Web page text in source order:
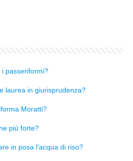
passeriformi?
laurea in giurisprudenza?
Moratti?
più forte?
in posa l'acqua di riso?